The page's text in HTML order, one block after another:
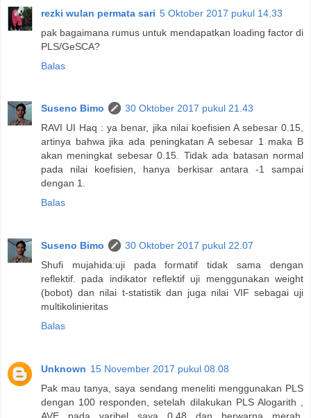
rezki wulan permata sari 5 Oktober 2017 pukul 14.33
pak bagaimana rumus untuk mendapatkan loading factor di
PLS/GeSCA?
Balas
Suseno Bimo
30 Oktober 2017 pukul 21.43
RAVI UI Haq : ya benar, jika nilai koefisien A sebesar 0.15,
artinya bahwa jika ada peningkatan A sebesar 1 maka B
akan meningkat sebesar 0.15. Tidak ada batasan normal
pada nilai koefisien, hanya berkisar antara -1 sampai
dengan 1.
Balas
Suseno Bimo
30 Oktober 2017 pukul 22.07
Shufi mujahida:uji pada formatif tidak sama dengan
reflektif. pada indikator reflektif uji menggunakan weight
(bobot) dan nilai t-statistik dan juga nilai VIF sebagai uji
multikolinieritas
Balas
Unknown 15 November 2017 pukul 08.08
Pak mau tanya, saya sendang meneliti menggunakan PLS
dengan 100 responden, setelah dilakukan PLS Alogarith ,